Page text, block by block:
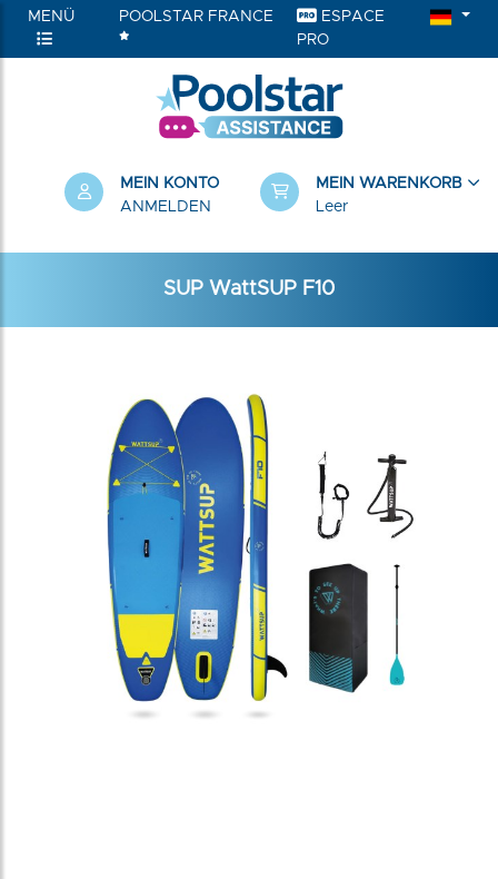
MENÜ POOLSTAR FRANCE
ESPACE
PRO
MEIN KONTO
ANMELDEN
MEIN WARENKORB
Leer
SUP WattSUP F10